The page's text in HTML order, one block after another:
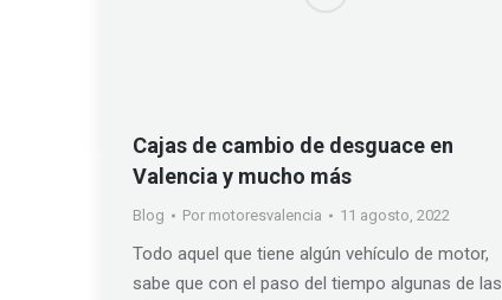
Cajas de cambio de desguace en
Valencia y mucho más
Blog Por motoresvalencia 11 agosto, 2022
Todo aquel que tiene algún vehículo de motor,
sabe que con el paso del tiempo algunas de las